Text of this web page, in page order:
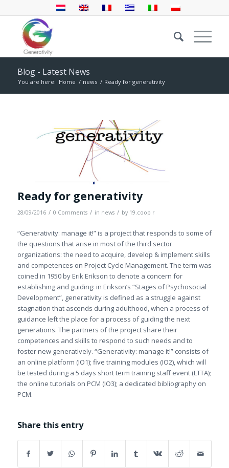
Blog - Latest News
You are here: Home / news / Ready for generativity
Ready for generativity
28/09/2016 / 0 Comments / in news / by 19.coop r
“Generativity: manage it!” is a project that responds to some of
the questions that arise in most of the third sector
organizations: the need to acquire, develop & implement skills
and competences on Project Cycle Management. The term was
coined in 1950 by Erik Erikson to denote a concern for
establishing and guiding: in Erikson’s “Stages of Psychosocial
Development”, generativity is defined as a struggle against
stagnation that ascends during adulthood, when a process of
guidance left the place for a process of guiding the next
generations. The partners of the project share their
competences and skills to respond to such needs and to
foster new generatively. “Generativity: manage it!” consists of
an online platform (IO1); five training modules (IO2), which will
be tested during a 5 days short term training staff event (LTTA);
the online tutorials on PCM (IO3); a dedicated bibliography on
PCM.
Share this entry